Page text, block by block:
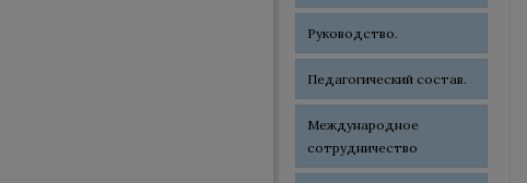
Руководство.
Педагогический состав.
Международное
сотрудничество